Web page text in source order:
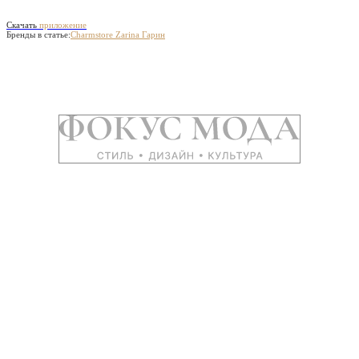
Скачать приложение
Бренды в статье:Charmstore Zarina Гарин